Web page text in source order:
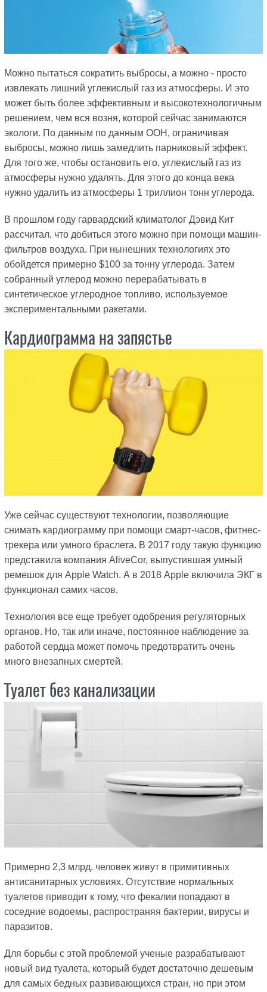
Можно пытаться сократить выбросы, а можно - просто
извлекать лишний углекислый газ из атмосферы. И это
может быть более эффективным и высокотехнологичным
решением, чем вся возня, которой сейчас занимаются
экологи. По данным по данным ООН, ограничивая
выбросы, можно лишь замедлить парниковый эффект.
Для того же, чтобы остановить его, углекислый газ из
атмосферы нужно удалять. Для этого до конца века
нужно удалить из атмосферы 1 триллион тонн углерода.
В прошлом году гарвардский климатолог Дэвид Кит
рассчитал, что добиться этого можно при помощи машин-
фильтров воздуха. При нынешних технологиях это
обойдется примерно $100 за тонну углерода. Затем
собранный углерод можно перерабатывать в
синтетическое углеродное топливо, используемое
экспериментальными ракетами.
Кардиограмма на запястье
Уже сейчас существуют технологии, позволяющие
снимать кардиограмму при помощи смарт-часов, фитнес-
трекера или умного браслета. В 2017 году такую функцию
представила компания AliveCor, выпустившая умный
ремешок для Apple Watch. А в 2018 Apple включила ЭКГ в
функционал самих часов.
Технология все еще требует одобрения регуляторных
органов. Но, так или иначе, постоянное наблюдение за
работой сердца может помочь предотвратить очень
много внезапных смертей.
Туалет без канализации
Примерно 2,3 млрд. человек живут в примитивных
антисанитарных условиях. Отсутствие нормальных
туалетов приводит к тому, что фекалии попадают в
соседние водоемы, распространяя бактерии, вирусы и
паразитов.
Для борьбы с этой проблемой ученые разрабатывают
новый вид туалета, который будет достаточно дешевым
для самых бедных развивающихся стран, но при этом